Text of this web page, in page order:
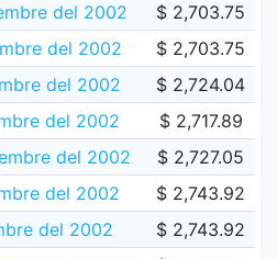
del 2002
$ 2,703.75
del 2002
$ 2,703.75
del 2002
$ 2,724.04
del 2002
$ 2,717.89
del 2002
$ 2,727.05
del 2002
$ 2,743.92
del 2002
$ 2,743.92